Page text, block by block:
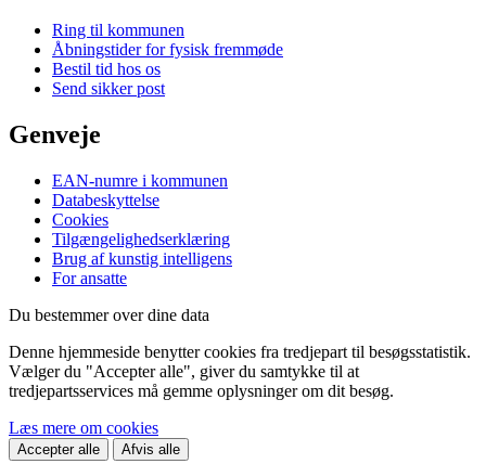
Ring til kommunen
Åbningstider for fysisk fremmøde
Bestil tid hos os
Send sikker post
Genveje
EAN-numre i kommunen
Databeskyttelse
Cookies
Tilgængelighedserklæring
Brug af kunstig intelligens
For ansatte
Du bestemmer over dine data
Denne hjemmeside benytter cookies fra tredjepart til besøgsstatistik.
Vælger du "Accepter alle", giver du samtykke til at
tredjepartsservices må gemme oplysninger om dit besøg.
Læs mere om cookies
Accepter alle Afvis alle